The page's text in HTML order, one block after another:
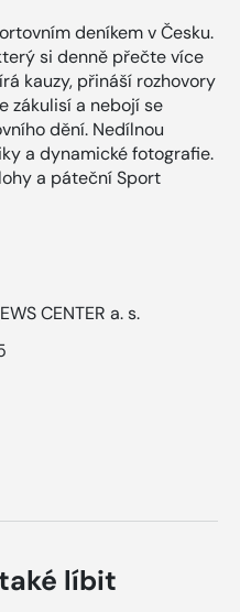
deníkem v Česku.
si denně přečte více
kauzy, přináší rozhovory
zákulisí a nebojí se
dění. Nedílnou
a dynamické fotografie.
a páteční Sport
CENTER a. s.
líbit